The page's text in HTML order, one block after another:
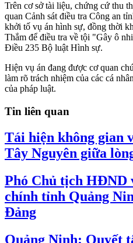
Trên cơ sở tài liệu, chứng cứ thu
quan Cảnh sát điều tra Công an
khởi tố vụ án hình sự, đồng thời
Thắm để điều tra về tội "Gây ô
Điều 235 Bộ luật Hình sự.
Hiện vụ án đang được cơ quan
làm rõ trách nhiệm của các cá
của pháp luật.
Tin liên quan
Tái hiện không gian
Tây Nguyên giữa
Phó Chủ tịch HĐND
chính tỉnh Quảng
Đảng
Quảng Ninh: Quyết